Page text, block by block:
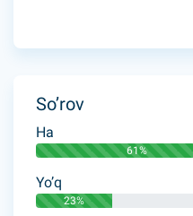
So’rov
Ha
61%
Yo’q
23%